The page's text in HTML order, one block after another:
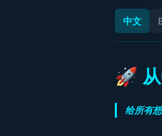
中文
🚀
给所有